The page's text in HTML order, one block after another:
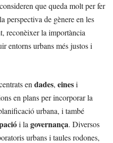
que queda molt per fer
perspectiva de gènere en les
reconèixer la importància
entorns urbans més justos i
en dades, einesi
en plans per incorporar la
urbana, i també
i la governança. Diversos
urbans i taules rodones,